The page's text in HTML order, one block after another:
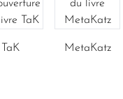
TaK MetaKatz